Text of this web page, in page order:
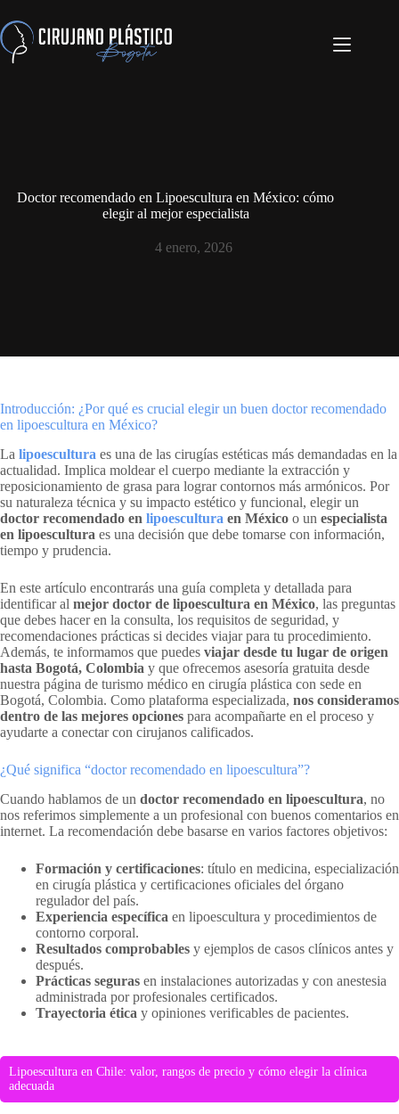
Doctor recomendado en Lipoescultura en México: cómo
elegir al mejor especialista
4 enero, 2026
Introducción: ¿Por qué es crucial elegir un buen doctor recomendado
en lipoescultura en México?
La lipoescultura es una de las cirugías estéticas más demandadas en la
actualidad. Implica moldear el cuerpo mediante la extracción y
reposicionamiento de grasa para lograr contornos más armónicos. Por
su naturaleza técnica y su impacto estético y funcional, elegir un
doctor recomendado en lipoescultura en México o un especialista
en lipoescultura es una decisión que debe tomarse con información,
tiempo y prudencia.
En este artículo encontrarás una guía completa y detallada para
identificar al mejor doctor de lipoescultura en México, las preguntas
que debes hacer en la consulta, los requisitos de seguridad, y
recomendaciones prácticas si decides viajar para tu procedimiento.
Además, te informamos que puedes viajar desde tu lugar de origen
hasta Bogotá, Colombia y que ofrecemos asesoría gratuita desde
nuestra página de turismo médico en cirugía plástica con sede en
Bogotá, Colombia. Como plataforma especializada, nos consideramos
dentro de las mejores opciones para acompañarte en el proceso y
ayudarte a conectar con cirujanos calificados.
¿Qué significa “doctor recomendado en lipoescultura”?
Cuando hablamos de un doctor recomendado en lipoescultura, no
nos referimos simplemente a un profesional con buenos comentarios en
internet. La recomendación debe basarse en varios factores objetivos:
Formación y certificaciones: título en medicina, especialización
en cirugía plástica y certificaciones oficiales del órgano
regulador del país.
Experiencia específica en lipoescultura y procedimientos de
contorno corporal.
Resultados comprobables y ejemplos de casos clínicos antes y
después.
Prácticas seguras en instalaciones autorizadas y con anestesia
administrada por profesionales certificados.
Trayectoria ética y opiniones verificables de pacientes.
Lipoescultura en Chile: valor, rangos de precio y cómo elegir la clínica
adecuada